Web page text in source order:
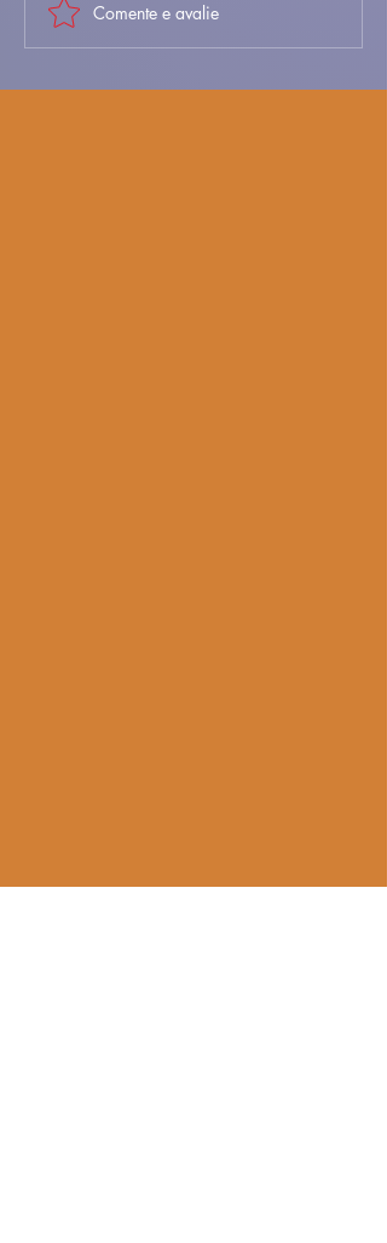
🧀🥚 Ovos Mexidos com
Queijo – Simples,
🇵🇹
Comente e avalie